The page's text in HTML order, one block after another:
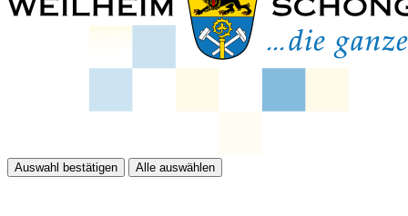
Auswahl bestätigen Alle auswählen